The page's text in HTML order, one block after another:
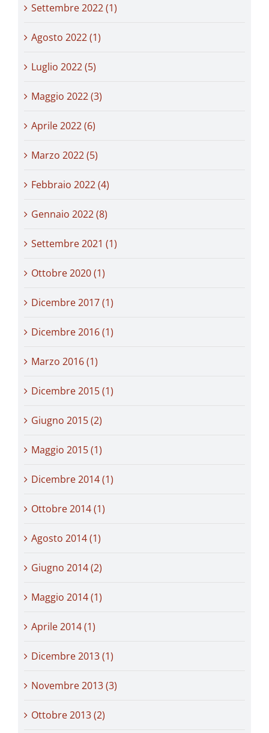
Settembre 2022 (1)
Agosto 2022 (1)
Luglio 2022 (5)
Maggio 2022 (3)
Aprile 2022 (6)
Marzo 2022 (5)
Febbraio 2022 (4)
Gennaio 2022 (8)
Settembre 2021 (1)
Ottobre 2020 (1)
Dicembre 2017 (1)
Dicembre 2016 (1)
Marzo 2016 (1)
Dicembre 2015 (1)
Giugno 2015 (2)
Maggio 2015 (1)
Dicembre 2014 (1)
Ottobre 2014 (1)
Agosto 2014 (1)
Giugno 2014 (2)
Maggio 2014 (1)
Aprile 2014 (1)
Dicembre 2013 (1)
Novembre 2013 (3)
Ottobre 2013 (2)